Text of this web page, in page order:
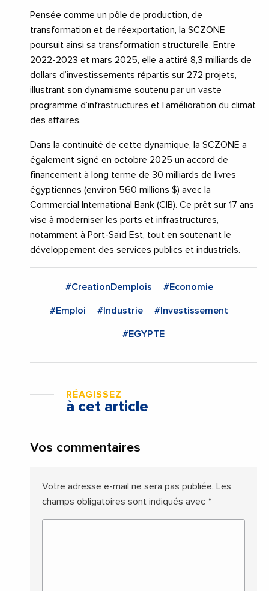
Pensée comme un pôle de production, de
transformation et de réexportation, la SCZONE
poursuit ainsi sa transformation structurelle. Entre
2022-2023 et mars 2025, elle a attiré 8,3 milliards de
dollars d’investissements répartis sur 272 projets,
illustrant son dynamisme soutenu par un vaste
programme d’infrastructures et l’amélioration du climat
des affaires.
Dans la continuité de cette dynamique, la SCZONE a
également signé en octobre 2025 un accord de
financement à long terme de 30 milliards de livres
égyptiennes (environ 560 millions $) avec la
Commercial International Bank (CIB). Ce prêt sur 17 ans
vise à moderniser les ports et infrastructures,
notamment à Port-Saïd Est, tout en soutenant le
développement des services publics et industriels.
#CreationDemplois #Economie
#Emploi #Industrie #Investissement
#EGYPTE
RÉAGISSEZ
à cet article
Vos commentaires
Votre adresse e-mail ne sera pas publiée. Les
champs obligatoires sont indiqués avec *